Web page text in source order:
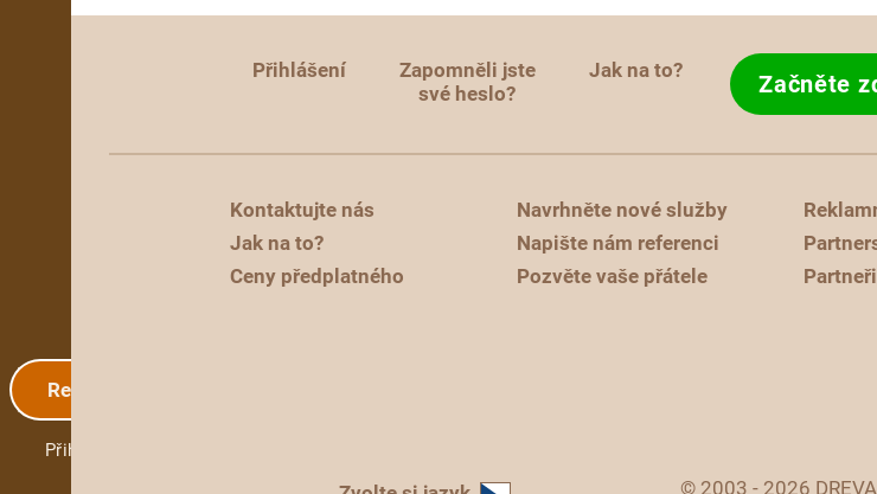
Registrace
Přihlášení
Přihlášení
Zapomněli jste
své heslo?
Jak na to? Začněte
Kontaktujte nás
Jak na to?
Ceny předplatného
Navrhněte nové služby
Napište nám referenci
Pozvěte vaše přátele
Partneři
© 2003 - 2026